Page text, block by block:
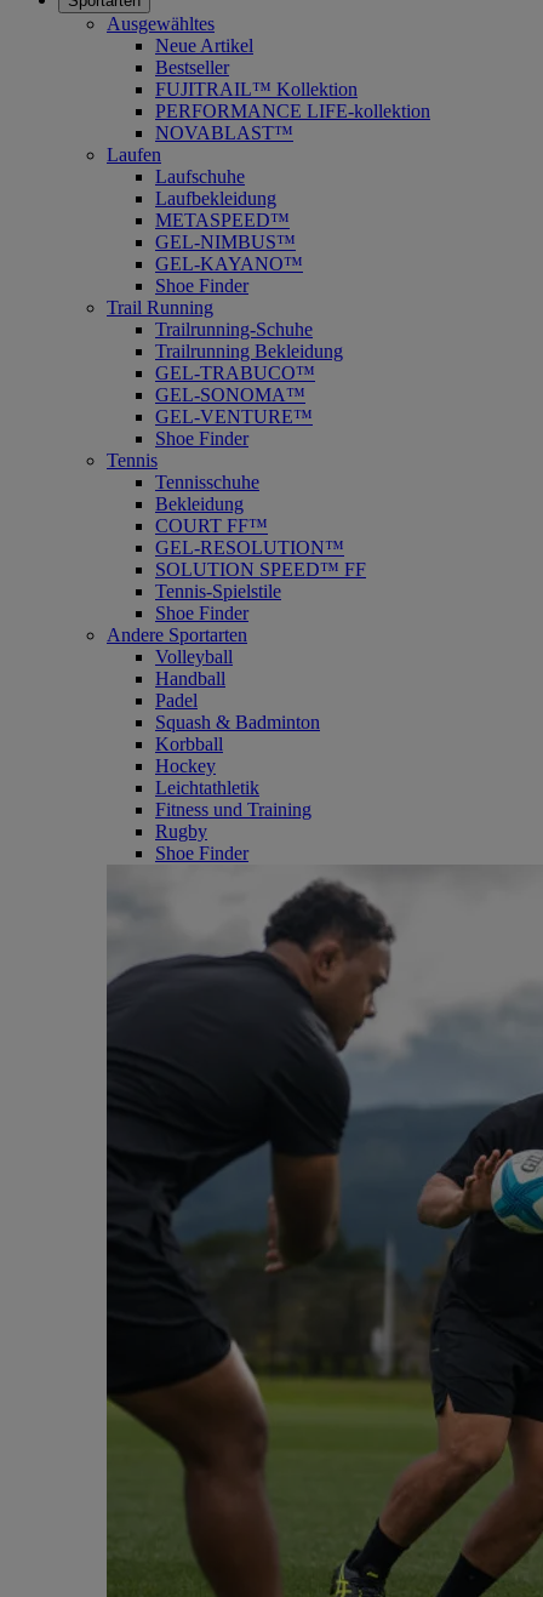
Ausgewähltes
Neue Artikel
Bestseller
FUJITRAIL™ Kollektion
PERFORMANCE LIFE-kollektion
NOVABLAST™
Laufen
Laufschuhe
Laufbekleidung
METASPEED™
GEL-NIMBUS™
GEL-KAYANO™
Shoe Finder
Trail Running
Trailrunning-Schuhe
Trailrunning Bekleidung
GEL-TRABUCO™
GEL-SONOMA™
GEL-VENTURE™
Shoe Finder
Tennis
Tennisschuhe
Bekleidung
COURT FF™
GEL-RESOLUTION™
SOLUTION SPEED™ FF
Tennis-Spielstile
Shoe Finder
Andere Sportarten
Volleyball
Handball
Padel
Squash & Badminton
Korbball
Hockey
Leichtathletik
Fitness und Training
Rugby
Shoe Finder